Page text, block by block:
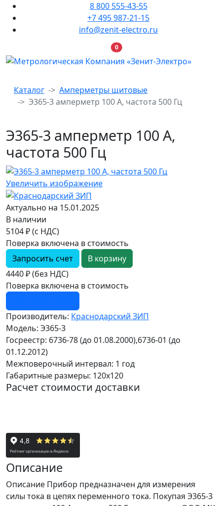
8 800 555-43-55
+7 495 987-21-15
info@zenit-electro.ru
0В корзину
Каталог
Амперметры щитовые
Э365-3 амперметр 100 А, частота 500 Гц
Э365-3 амперметр 100 А,
частота 500 Гц
Увеличить изображение
Актуально на 15.01.2025
В наличии
5104 ₽ (с НДС)
Поверка включена в стоимость
Запросить счет
4440 ₽ (без НДС)
Поверка включена в стоимость
Производитель: Краснодарский ЗИП
Модель: Э365-3
Госреестр: 6736-78 (до 01.08.2000),6736-01 (до
01.12.2012)
Межповерочный интервал: 1 год
Габаритные размеры: 120х120
Расчет стоимости доставки
Описание
Описание Прибор предназначен для измерения
силы тока в цепях переменного тока. Покупая Э365-3